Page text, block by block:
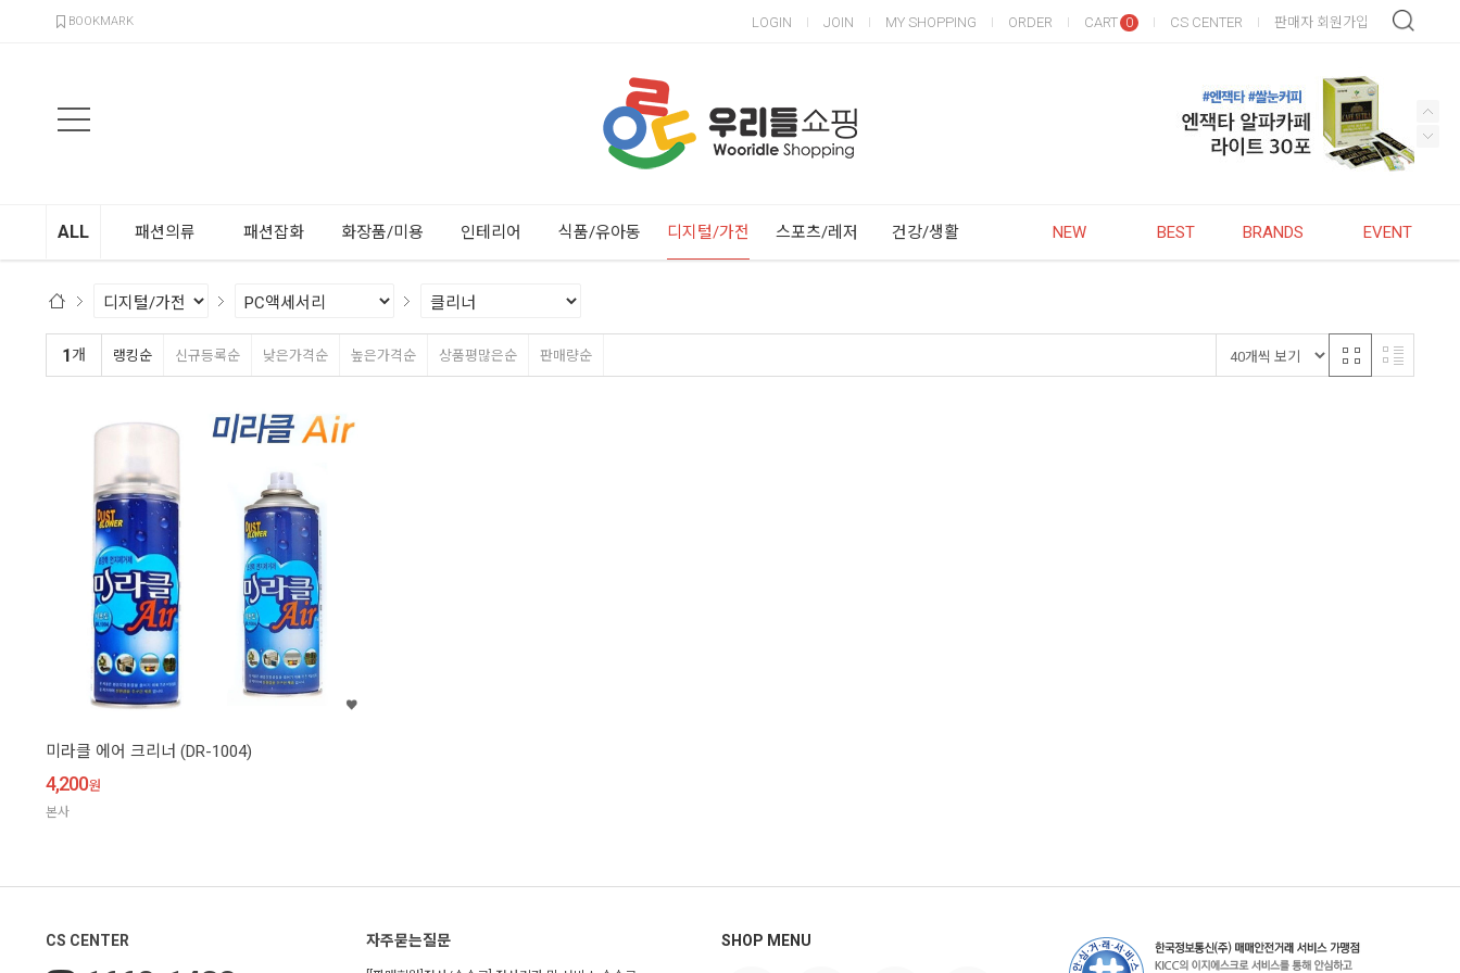
BOOKMARK LOGIN JOIN MY SHOPPING ORDER CART 0 CS CENTER 판매자 회원가입
ALL 패션의류 패션잡화 화장품/미용 인테리어 식품/유아동 디지털/가전 스포츠/레저 건강/생활 NEW BEST BRANDS EVENT
1개 랭킹순 신규등록순 낮은가격순 높은가격순 상품평많은순 판매량순
미라클 에어 크리너 (DR-1004)
4,200원
본사
CS CENTER 자주묻는질문 SHOP MENU